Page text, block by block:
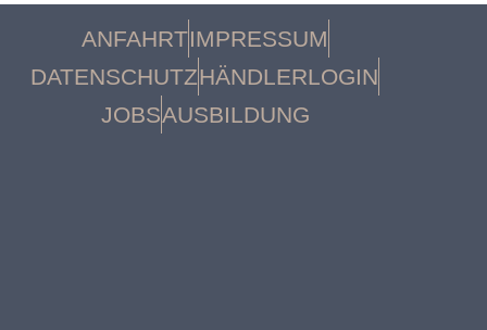
ANFAHRTIMPRESSUM
DATENSCHUTZHÄNDLERLOGIN
JOBSAUSBILDUNG